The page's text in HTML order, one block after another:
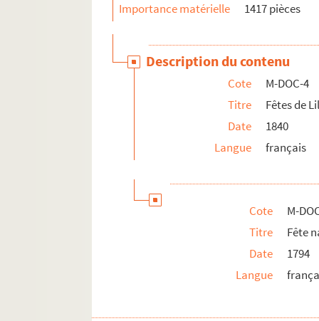
M-DOC-5. Fêtes de Lille (1841-1869)
M-DOC-7. Fêtes de Lille (1882-1883)
M-DOC-9. Fêtes de Lille (1896-1895)
M-DOC-10. Fêtes dans la région - jusque
M-DOC-11. Fêtes dans la région - à partir
Importance matérielle
1417 pièces
Description du contenu
Cote
M-DOC-4
Titre
Fêtes de
Date
1840
Langue
français
Cote
M-
Titre
Fête
Date
1794
Langue